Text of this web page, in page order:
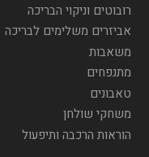
רובוטים וניקוי הבריכה
אביזרים משלימים לבריכה
משאבות
מתנפחים
טאבונים
משחקי שולחן
הוראות הרכבה ותיפעול